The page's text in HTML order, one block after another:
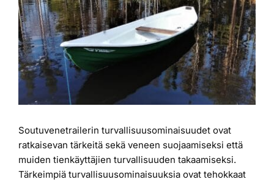
Rahoitus
Asiakaskokemuksia
Soutuvenetrailerin turvallisuusominaisuudet ovat
ratkaisevan tärkeitä sekä veneen suojaamiseksi että
muiden tienkäyttäjien turvallisuuden takaamiseksi.
Tärkeimpiä turvallisuusominaisuuksia ovat tehokkaat